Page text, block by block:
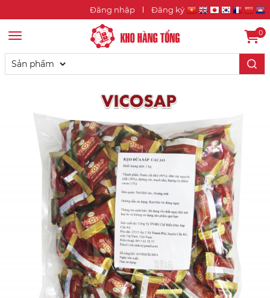
Đăng nhập Đăng ký
0